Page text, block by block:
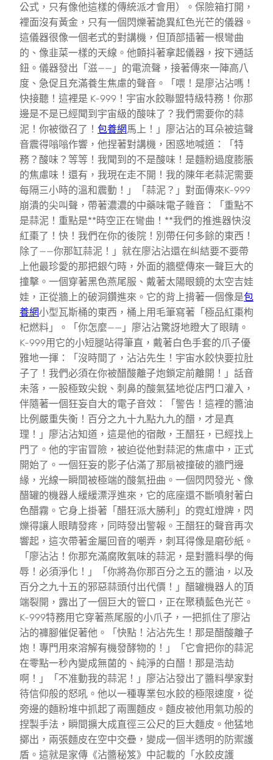
公式，只有像他這樣的傳統派才會用）。保險箱打開，
裡面沒有黃金，只有一個閃爍著詭異紅色光芒的儀器。
這儀器很像一個老式的對講機，但頂部插著一根彎曲
的、像韭菜一樣的天線。他顫抖著拿起儀器，按下通話
鈕。儀器發出「滋——」的電流聲，接著傳來一陣高八
度、急促且充滿養生焦慮的聲音。「喂！是廖沾沾嗎！
快接聽！這裡是 K-999！宇宙水餃聯盟特級特務！你那
邊是不是已經聞到宇宙級的酸味了？我們需要你的蒜
泥！你被徵召了！ 包養網馬上！」廖沾沾的耳朵被這聲
音震得嗡嗡作響，他捏著對講機，困惑地喊道：「特
務？酸味？等等！我聞到的不是酸味！是麵粉過度膨脹
的焦慮味！還有，我現在走不開！我的陳年老蒜泥需要
每隔三小時的溫和震動！」「蒜泥？」對面傳來K-999
崩潰的尖叫聲，帶著濃濃的中藥味電子雜音：「重點不
是蒜泥！重點是**時空正在彎曲！**我們的推進器快沒
紅棗了！快！我們在你的後院！別帶任何多餘的東西！
除了——你那缸蒜泥！」就在廖沾沾還在糾結要不要帶
上他最珍愛的那把銀勺時，外面的牆壁傳來一聲巨大的
撞擊。一個穿著黑色燕尾服、戴著太陽眼鏡的太空吉娃
娃，正從牆上的破洞鑽進來。它的背上揹著一個像是包
養網小型瓦斯桶的東西，桶上用毛筆寫著「極品紅棗枸
杞燃料」。「你怎麼——」廖沾沾驚訝地瞪大了眼睛。
K-999用它的小短腿站得筆直，戴著白色手套的爪子優
雅地一揮：「沒時間了，沾沾先生！宇宙水餃快要拉肚
子了！我們必須在你被醋酸離子炮鎖定前離開！」話音
未落，一股極致尖銳、刺鼻的酸氣猛地從店門口灌入，
伴隨著一個狂妄自大的電子音效：「警告！這裡的醬油
比例嚴重失衡！百分之九十九點九九的醋，才是真
理！」廖沾沾知道，這是他的宿敵，王醋狂，已經找上
門了。他的宇宙冒險，被迫從他對蒜泥的焦慮中，正式
開始了。一個狂妄的影子佔滿了那扇被撞破的牆門邊
緣，光線一瞬間被極端的酸氣扭曲。一個閃閃發光、像
醋罐的機器人緩緩漂浮進來，它的底座還不斷噴射著白
色醋霧。它身上掛著「醋狂派大勝利」的霓虹燈牌，閃
爍得讓人眼睛發疼，同時發出警報。王醋狂的聲音再次
響起，這次帶著金屬回音的嘲弄，刺耳得像是磨砂紙。
「廖沾沾！你那充滿腐敗氣味的蒜泥，是對醬料學的侮
辱！必須淨化！」「你將為你那百分之五的醬油，以及
百分之九十五的邪惡蒜頭付出代價！」醋罐機器人的頂
端裂開，露出了一個巨大的管口，正在聚積藍色光芒。
K-999特務用它穿著燕尾服的小爪子，一把抓住了廖沾
沾的褲腳催促著他。「快點！沾沾先生！那是醋酸離子
炮！專門用來溶解有機發酵物的！」「它會把你的蒜泥
在零點一秒內變成無菌的、純淨的白醋！那是浩劫
啊！」「不准動我的蒜泥！」廖沾沾發出了醬料學家對
待信仰般的怒吼。他以一種專業包水餃的極限速度，從
旁邊的麵粉堆中抓起了兩團麵皮。麵皮被他用氣功般的
捏製手法，瞬間擴大成直徑三公尺的巨大麵皮。他猛地
擲出，兩張麵皮在空中交疊，變成一個半透明的防禦護
盾。這就是家傳《沾醬秘笈》中記載的「水餃皮護